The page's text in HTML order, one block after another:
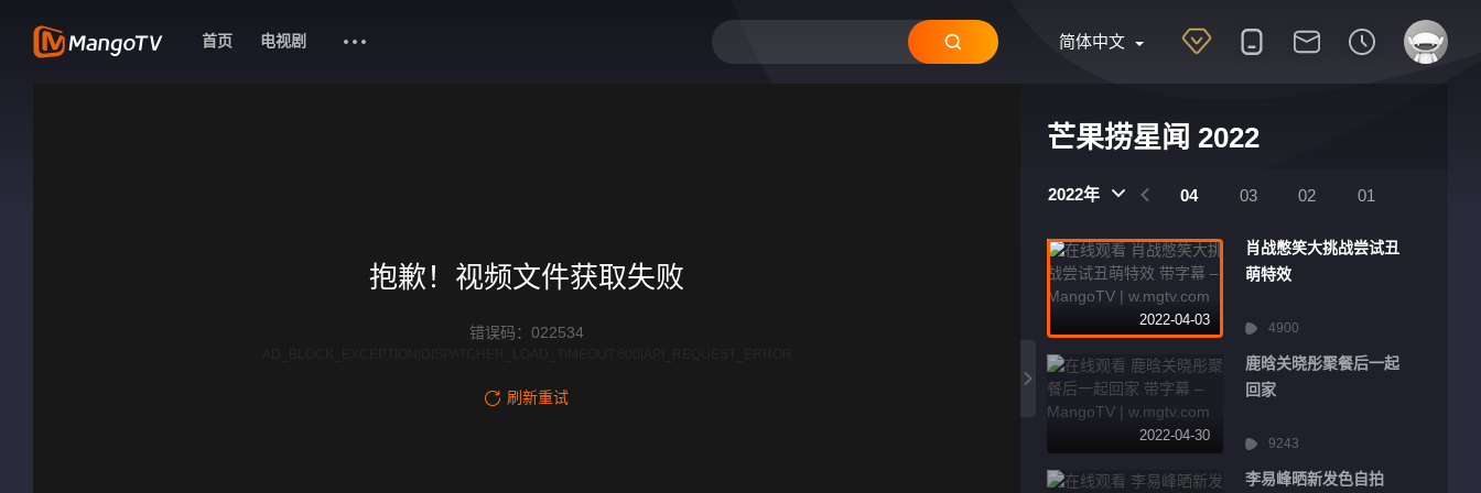
简体中文
首页 电视剧
芒果捞星闻 2022
2022年
06 05 04 03 02 01
2022-04-03
肖战憋笑大挑战尝试丑
萌特效
4900
2022-04-30
鹿晗关晓彤聚餐后一起
回家
9243
李易峰晒新发色自拍
抱歉！视频文件获取失败
错误码：022534
刷新重试